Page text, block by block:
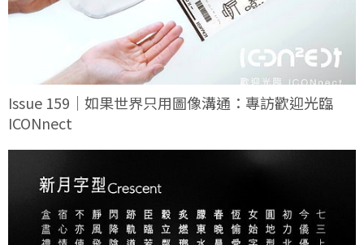
Issue 159｜如果世界只用圖像溝通：專訪歡迎光臨
ICONnect